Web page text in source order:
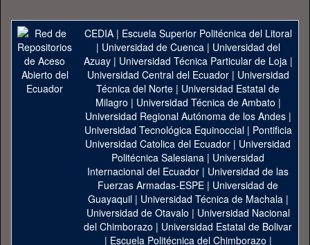
CEDIA| Escuela Superior Politécnica del Litoral
| Universidad de Cuenca| Universidad del
Azuay| Universidad Técnica Particular de Loja|
Universidad Central del Ecuador| Universidad
Técnica del Norte | Universidad Estatal de
Milagro | Universidad Técnica de Ambato |
Universidad Regional Autónoma de los Andes|
Universidad Tecnológica Equinoccial| Pontificia
Universidad Catolica del Ecuador | Universidad
Politécnica Salesiana | Universidad
Internacional del Ecuador | Universidad de las
Fuerzas Armadas-ESPE | Universidad de
Guayaquil| Universidad Técnica de Machala|
Universidad de Otavalo | Universidad Nacional
del Chimborazo | Universidad Estatal de Bolivar
| Escuela Politécnica del Chimborazo |